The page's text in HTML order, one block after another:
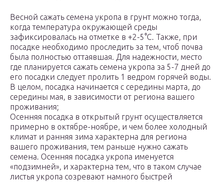
Весной сажать семена укропа в грунт можно тогда,
когда температура окружающей среды
зафиксировалась на отметке в +2-5°C. Также, при
посадке необходимо проследить за тем, чтоб почва
была полностью оттаявшая. Для надежности, место
где планируется сажать семена укропа за 5-7 дней до
его посадки следует пролить 1 ведром горячей воды.
В целом, посадка начинается с середины марта, до
середины мая, в зависимости от региона вашего
проживания;
Осенняя посадка в открытый грунт осуществляется
примерно в октябре-ноябре, и чем более холодный
климат и ранняя зима характерна для региона
вашего проживания, тем раньше нужно сажать
семена. Осенняя посадка укропа именуется
«подзимней», и характерна тем, что в таком случае
листья укропа созревают намного быстрей